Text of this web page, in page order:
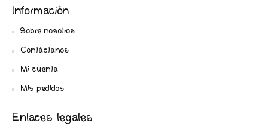
Información
Sobre nosotros
Contáctanos
Mi cuenta
Mis pedidos
Enlaces legales